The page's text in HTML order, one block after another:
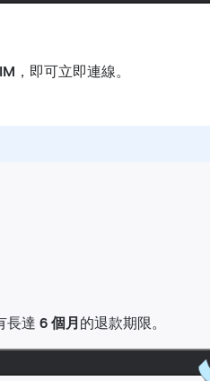
，即可立即連線。
長達6 個月 的退款期限。